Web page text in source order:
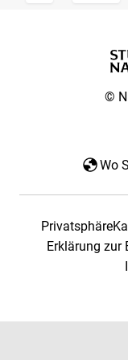
©
Wo
Privatsphäre
Erklärung zur